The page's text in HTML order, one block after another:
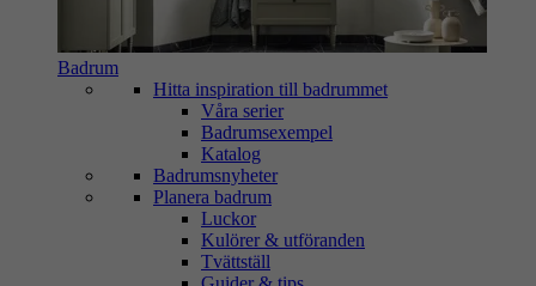
Badrum
Hitta inspiration till badrummet
Våra serier
Badrumsexempel
Katalog
Badrumsnyheter
Planera badrum
Luckor
Kulörer & utföranden
Tvättställ